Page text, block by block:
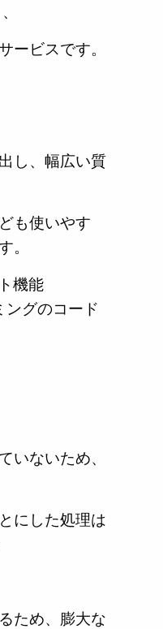
ービスです。
し、幅広い質
も使いやす
。
機能
ングのコード
いないため、
にした処理は
ため、膨大な